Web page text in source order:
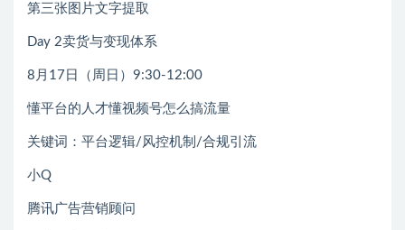
第三张图片文字提取
Day 2卖货与变现体系
8月17日（周日）9:30-12:00
懂平台的人才懂视频号怎么搞流量
关键词：平台逻辑/风控机制/合规引流
小Q
腾讯广告营销顾问